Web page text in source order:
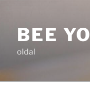
BEE YO
oldal